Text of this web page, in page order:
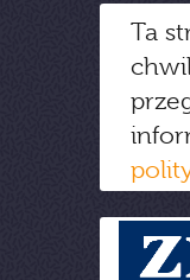
Ta